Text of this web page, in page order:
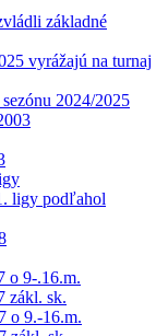
základné
vyrážajú na turnaj
2024/2025
ligy podľahol
o 9-.16.m.
zákl. sk.
o 9.-16.m.